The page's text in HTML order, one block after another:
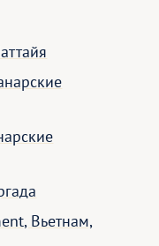
Вьетнам,